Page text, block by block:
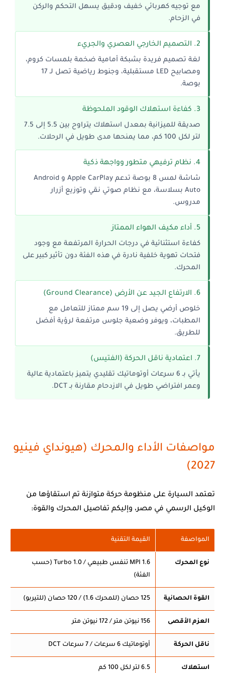
مع توجيه كهربائي خفيف ودقيق يسهل التحكم والركن
في الزحام.
2. التصميم الخارجي العصري والجريء
لغة تصميم فريدة بشبكة أمامية ضخمة بلمسات كروم،
ومصابيح LED مستقبلية، وجنوط رياضية تصل لـ 17
بوصة.
3. كفاءة استهلاك الوقود الملحوظة
صديقة للميزانية بمعدل استهلاك يتراوح بين 5.5 إلى 7.5
لتر لكل 100 كم، مما يمنحها مدى طويل في الرحلات.
4. نظام ترفيهي متطور وواجهة ذكية
شاشة لمس 8 بوصة تدعم Apple CarPlay و Android
Auto بسلاسة، مع نظام صوتي نقي وتوزيع أزرار
مدروس.
5. أداء مكيف الهواء الممتاز
كفاءة استثنائية في درجات الحرارة المرتفعة مع وجود
فتحات تهوية خلفية نادرة في هذه الفئة دون تأثير كبير على
المحرك.
6. الارتفاع الجيد عن الأرض (Ground Clearance)
خلوص أرضي يصل إلى 19 سم ممتاز للتعامل مع
المطبات، ويوفر وضعية جلوس مرتفعة لرؤية أفضل
للطريق.
7. اعتمادية ناقل الحركة (الفتيس)
يأتي بـ 6 سرعات أوتوماتيك تقليدي يتميز باعتمادية عالية
وعمر افتراضي طويل في الازدحام مقارنة بـ DCT.
مواصفات الأداء والمحرك (هيونداي فينيو
2027)
تعتمد السيارة على منظومة حركة متوازنة تم استقاؤها من
الوكيل الرسمي في مصر، وإليكم تفاصيل المحرك والقوة:
المواصفة القيمة التقنية
نوع المحرك
1.6 MPI تنفس طبيعي / 1.0 Turbo (حسب
الفئة)
القوة الحصانية 125 حصان (للمحرك 1.6) / 120 حصان (للتيربو)
العزم الأقصى 156 نيوتن متر / 172 نيوتن متر
ناقل الحركة أوتوماتيك 6 سرعات / 7 سرعات DCT
استهلاك 6.5 لتر لكل 100 كم